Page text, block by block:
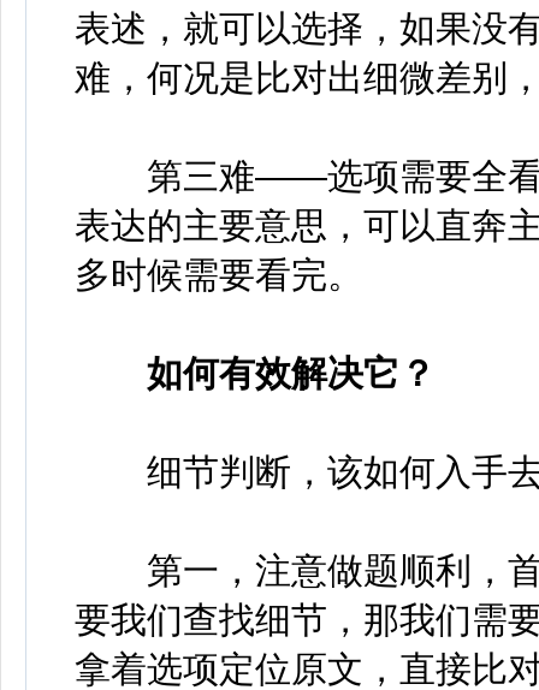
表述，就可以选择，如果没
难，何况是比对出细微差别
第三难——选项需要全看
表达的主要意思，可以直奔
多时候需要看完。
如何有效解决它？
细节判断，该如何入手去
第一，注意做题顺利，首
要我们查找细节，那我们需
拿着选项定位原文，直接比